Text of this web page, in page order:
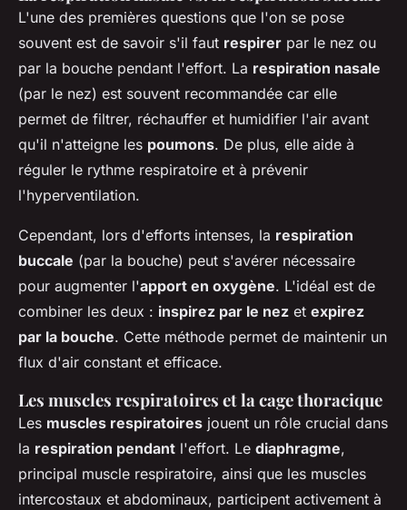
L'une des premières questions que l'on se pose
souvent est de savoir s'il faut respirer par le nez ou
par la bouche pendant l'effort. La respiration nasale
(par le nez) est souvent recommandée car elle
permet de filtrer, réchauffer et humidifier l'air avant
qu'il n'atteigne les poumons. De plus, elle aide à
réguler le rythme respiratoire et à prévenir
l'hyperventilation.
Cependant, lors d'efforts intenses, la respiration
buccale (par la bouche) peut s'avérer nécessaire
pour augmenter l'apport en oxygène. L'idéal est de
combiner les deux : inspirez par le nez et expirez
par la bouche. Cette méthode permet de maintenir un
flux d'air constant et efficace.
Les muscles respiratoires et la cage thoracique
Les muscles respiratoires jouent un rôle crucial dans
la respiration pendant l'effort. Le diaphragme,
principal muscle respiratoire, ainsi que les muscles
intercostaux et abdominaux, participent activement à